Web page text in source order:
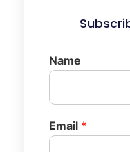
Name
Email *